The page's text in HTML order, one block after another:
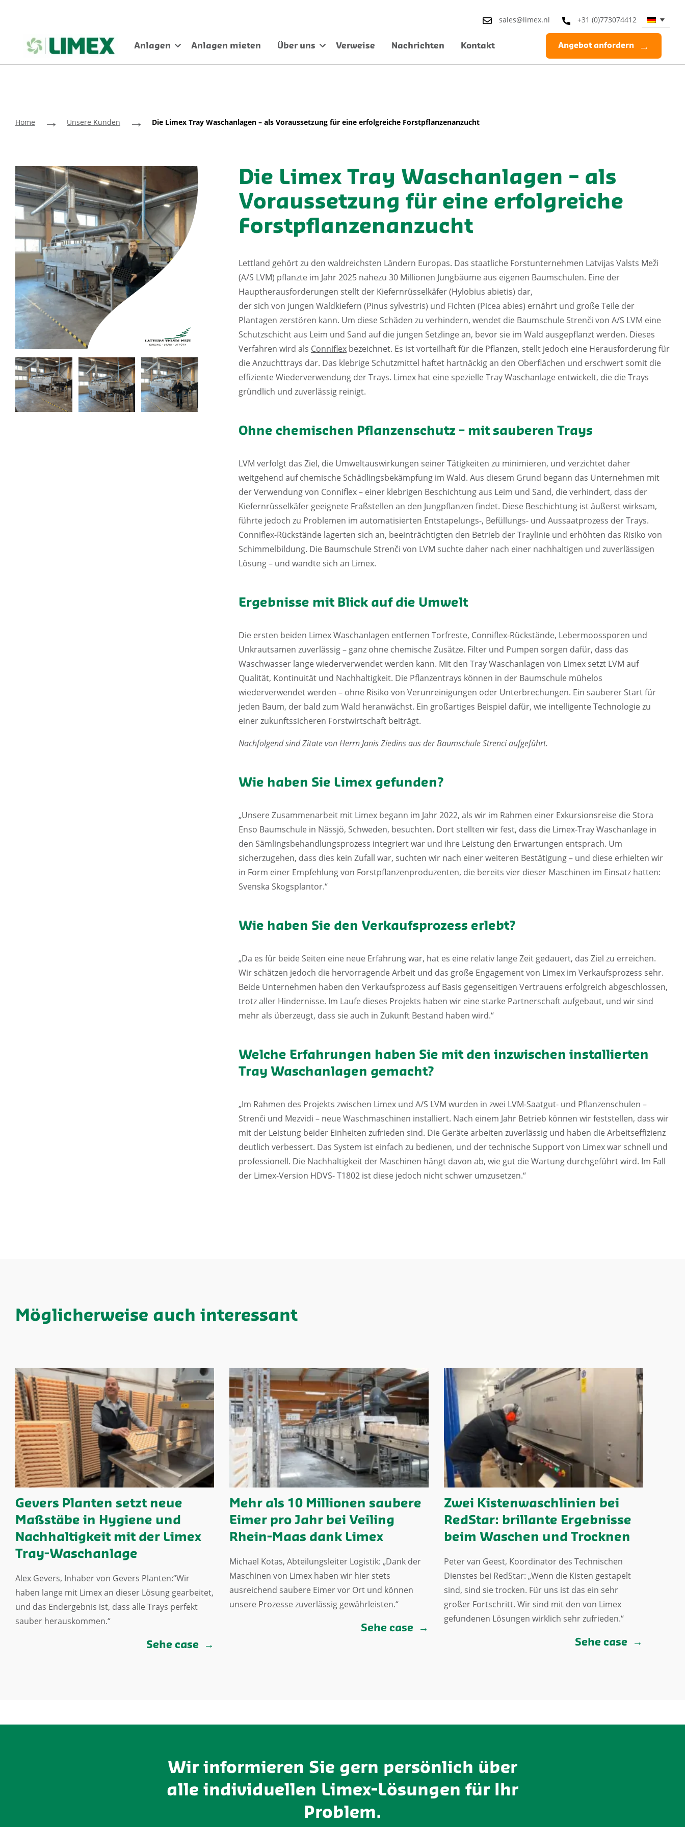
sales@limex.nl +31 (0)773074412
Anlagen Anlagen mieten Über uns Verweise Nachrichten Kontakt Angebot anfordern
Home → Unsere Kunden → Die Limex Tray Waschanlagen – als Voraussetzung für eine erfolgreiche Forstpflanzenanzucht
Die Limex Tray Waschanlagen – als
Voraussetzung für eine erfolgreiche
Forstpflanzenanzucht
Lettland gehört zu den waldreichsten Ländern Europas. Das staatliche Forstunternehmen Latvijas Valsts Meži
(A/S LVM) pflanzte im Jahr 2025 nahezu 30 Millionen Jungbäume aus eigenen Baumschulen. Eine der
Hauptherausforderungen stellt der Kiefernrüsselkäfer (Hylobius abietis) dar,
der sich von jungen Waldkiefern (Pinus sylvestris) und Fichten (Picea abies) ernährt und große Teile der
Plantagen zerstören kann. Um diese Schäden zu verhindern, wendet die Baumschule Strenči von A/S LVM eine
Schutzschicht aus Leim und Sand auf die jungen Setzlinge an, bevor sie im Wald ausgepflanzt werden. Dieses
Verfahren wird als Conniflex bezeichnet. Es ist vorteilhaft für die Pflanzen, stellt jedoch eine Herausforderung für
die Anzuchttrays dar. Das klebrige Schutzmittel haftet hartnäckig an den Oberflächen und erschwert somit die
effiziente Wiederverwendung der Trays. Limex hat eine spezielle Tray Waschanlage entwickelt, die die Trays
gründlich und zuverlässig reinigt.
Ohne chemischen Pflanzenschutz – mit sauberen Trays
LVM verfolgt das Ziel, die Umweltauswirkungen seiner Tätigkeiten zu minimieren, und verzichtet daher
weitgehend auf chemische Schädlingsbekämpfung im Wald. Aus diesem Grund begann das Unternehmen mit
der Verwendung von Conniflex – einer klebrigen Beschichtung aus Leim und Sand, die verhindert, dass der
Kiefernrüsselkäfer geeignete Fraßstellen an den Jungpflanzen findet. Diese Beschichtung ist äußerst wirksam,
führte jedoch zu Problemen im automatisierten Entstapelungs-, Befüllungs- und Aussaatprozess der Trays.
Conniflex-Rückstände lagerten sich an, beeinträchtigten den Betrieb der Traylinie und erhöhten das Risiko von
Schimmelbildung. Die Baumschule Strenči von LVM suchte daher nach einer nachhaltigen und zuverlässigen
Lösung – und wandte sich an Limex.
Ergebnisse mit Blick auf die Umwelt
Die ersten beiden Limex Waschanlagen entfernen Torfreste, Conniflex-Rückstände, Lebermoossporen und
Unkrautsamen zuverlässig – ganz ohne chemische Zusätze. Filter und Pumpen sorgen dafür, dass das
Waschwasser lange wiederverwendet werden kann. Mit den Tray Waschanlagen von Limex setzt LVM auf
Qualität, Kontinuität und Nachhaltigkeit. Die Pflanzentrays können in der Baumschule mühelos
wiederverwendet werden – ohne Risiko von Verunreinigungen oder Unterbrechungen. Ein sauberer Start für
jeden Baum, der bald zum Wald heranwächst. Ein großartiges Beispiel dafür, wie intelligente Technologie zu
einer zukunftssicheren Forstwirtschaft beiträgt.
Nachfolgend sind Zitate von Herrn Janis Ziedins aus der Baumschule Strenci aufgeführt.
Wie haben Sie Limex gefunden?
„Unsere Zusammenarbeit mit Limex begann im Jahr 2022, als wir im Rahmen einer Exkursionsreise die Stora
Enso Baumschule in Nässjö, Schweden, besuchten. Dort stellten wir fest, dass die Limex-Tray Waschanlage in
den Sämlingsbehandlungsprozess integriert war und ihre Leistung den Erwartungen entsprach. Um
sicherzugehen, dass dies kein Zufall war, suchten wir nach einer weiteren Bestätigung – und diese erhielten wir
in Form einer Empfehlung von Forstpflanzenproduzenten, die bereits vier dieser Maschinen im Einsatz hatten:
Svenska Skogsplantor.“
Wie haben Sie den Verkaufsprozess erlebt?
„Da es für beide Seiten eine neue Erfahrung war, hat es eine relativ lange Zeit gedauert, das Ziel zu erreichen.
Wir schätzen jedoch die hervorragende Arbeit und das große Engagement von Limex im Verkaufsprozess sehr.
Beide Unternehmen haben den Verkaufsprozess auf Basis gegenseitigen Vertrauens erfolgreich abgeschlossen,
trotz aller Hindernisse. Im Laufe dieses Projekts haben wir eine starke Partnerschaft aufgebaut, und wir sind
mehr als überzeugt, dass sie auch in Zukunft Bestand haben wird.“
Welche Erfahrungen haben Sie mit den inzwischen installierten
Tray Waschanlagen gemacht?
„Im Rahmen des Projekts zwischen Limex und A/S LVM wurden in zwei LVM-Saatgut- und Pflanzenschulen –
Strenči und Mezvidi – neue Waschmaschinen installiert. Nach einem Jahr Betrieb können wir feststellen, dass wir
mit der Leistung beider Einheiten zufrieden sind. Die Geräte arbeiten zuverlässig und haben die Arbeitseffizienz
deutlich verbessert. Das System ist einfach zu bedienen, und der technische Support von Limex war schnell und
professionell. Die Nachhaltigkeit der Maschinen hängt davon ab, wie gut die Wartung durchgeführt wird. Im Fall
der Limex-Version HDVS- T1802 ist diese jedoch nicht schwer umzusetzen.“
Möglicherweise auch interessant
Gevers Planten setzt neue
Maßstäbe in Hygiene und
Nachhaltigkeit mit der Limex
Tray-Waschanlage
Alex Gevers, Inhaber von Gevers Planten:“Wir
haben lange mit Limex an dieser Lösung gearbeitet,
und das Endergebnis ist, dass alle Trays perfekt
sauber herauskommen.“
Sehe case
Mehr als 10 Millionen saubere
Eimer pro Jahr bei Veiling
Rhein-Maas dank Limex
Michael Kotas, Abteilungsleiter Logistik: „Dank der
Maschinen von Limex haben wir hier stets
ausreichend saubere Eimer vor Ort und können
unsere Prozesse zuverlässig gewährleisten.“
Sehe case
Zwei Kistenwaschlinien bei
RedStar: brillante Ergebnisse
beim Waschen und Trocknen
Peter van Geest, Koordinator des Technischen
Dienstes bei RedStar: „Wenn die Kisten gestapelt
sind, sind sie trocken. Für uns ist das ein sehr
großer Fortschritt. Wir sind mit den von Limex
gefundenen Lösungen wirklich sehr zufrieden.“
Sehe case
Wir informieren Sie gern persönlich über
alle individuellen Limex-Lösungen für Ihr
Problem.